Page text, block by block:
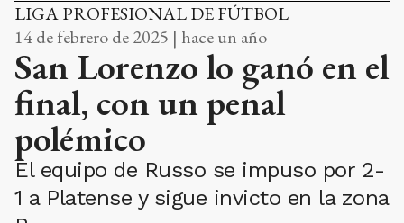
LIGA PROFESIONAL DE FÚTBOL
14 de febrero de 2025 | hace un año
San Lorenzo lo ganó en el
final, con un penal
polémico
El equipo de Russo se impuso por 2-
1 a Platense y sigue invicto en la zona